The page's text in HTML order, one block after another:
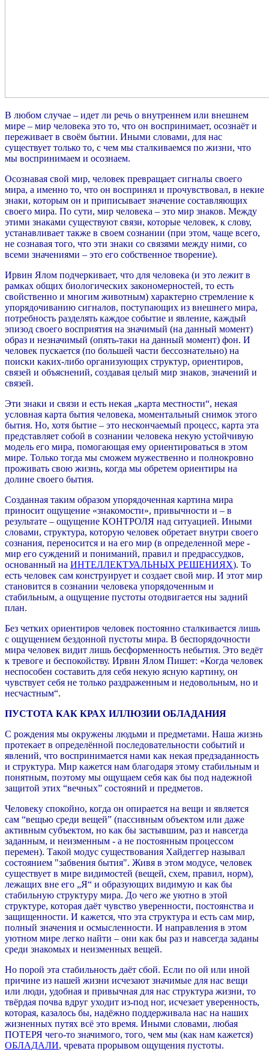
В любом случае – идет ли речь о внутреннем или внешнем
мире – мир человека это то, что он воспринимает, осознаёт и
переживает в своём бытии. Иными словами, для нас
существует только то, с чем мы сталкиваемся по жизни, что
мы воспринимаем и осознаем.
Осознавая свой мир, человек превращает сигналы своего
мира, а именно то, что он воспринял и прочувствовал, в некие
знаки, которым он и приписывает значение составляющих
своего мира. По сути, мир человека – это мир знаков. Между
этими знаками существуют связи, которые человек, к слову,
устанавливает также в своем сознании (при этом, чаще всего,
не сознавая того, что эти знаки со связями между ними, со
всеми значениями – это его собственное творение).
Ирвин Ялом подчеркивает, что для человека (и это лежит в
рамках общих биологических закономерностей, то есть
свойственно и многим животным) характерно стремление к
упорядочиванию сигналов, поступающих из внешнего мира,
потребность разделять каждое событие и явление, каждый
эпизод своего восприятия на значимый (на данный момент)
образ и незначимый (опять-таки на данный момент) фон. И
человек пускается (по большей части бессознательно) на
поиски каких-либо организующих структур, ориентиров,
связей и объяснений, создавая целый мир знаков, значений и
связей.
Эти знаки и связи и есть некая „карта местности“, некая
условная карта бытия человека, моментальный снимок этого
бытия. Но, хотя бытие – это нескончаемый процесс, карта эта
представляет собой в сознании человека некую устойчивую
модель его мира, помогающая ему ориентироваться в этом
мире. Только тогда мы сможем мужественно и полнокровно
проживать свою жизнь, когда мы обретем ориентиры на
долине своего бытия.
Созданная таким образом упорядоченная картина мира
приносит ощущение «знакомости», привычности и – в
результате – ощущение КОНТРОЛЯ над ситуацией. Иными
словами, структура, которую человек обретает внутри своего
сознания, переносится и на его мир (в определенной мере -
мир его суждений и пониманий, правил и предрассудков,
основанный на ИНТЕЛЛЕКТУАЛЬНЫХ РЕШЕНИЯХ). То
есть человек сам конструирует и создает свой мир. И этот мир
становится в сознании человека упорядоченным и
стабильным, а ощущение пустоты отодвигается ны задний
план.
Без четких ориентиров человек постоянно сталкивается лишь
с ощущением бездонной пустоты мира. В беспорядочности
мира человек видит лишь бесформенность небытия. Это ведёт
к тревоге и беспокойству. Ирвин Ялом Пишет: «Когда человек
неспособен составить для себя некую ясную картину, он
чувствует себя не только раздраженным и недовольным, но и
несчастным“.
ПУСТОТА КАК КРАХ ИЛЛЮЗИИ ОБЛАДАНИЯ
С рождения мы окружены людьми и предметами. Наша жизнь
протекает в определённой последовательности событий и
явлений, что воспринимается нами как некая предзаданность
и структура. Мир кажется нам благодаря этому стабильным и
понятным, поэтому мы ощущаем себя как бы под надежной
защитой этих “вечных” состояний и предметов.
Человеку спокойно, когда он опирается на вещи и является
сам “вещью среди вещей” (пассивным объектом или даже
активным субъектом, но как бы застывшим, раз и навсегда
заданным, и неизменным - а не постоянным процессом
перемен). Такой модус существования Хайдеггер называл
состоянием "забвения бытия". Живя в этом модусе, человек
существует в мире видимостей (вещей, схем, правил, норм),
лежащих вне его „Я“ и образующих видимую и как бы
стабильную структуру мира. До чего же уютно в этой
структуре, которая даёт чувство уверенности, постоянства и
защищенности. И кажется, что эта структура и есть сам мир,
полный значения и осмысленности. И направления в этом
уютном мире легко найти – они как бы раз и навсегда заданы
среди знакомых и неизменных вещей.
Но порой эта стабильность даёт сбой. Если по ой или иной
причине из нашей жизни исчезают значимые для нас вещи
или люди, удобная и привычная для нас структура жизни, то
твёрдая почва вдруг уходит из-под ног, исчезает уверенность,
которая, казалось бы, надёжно поддерживала нас на наших
жизненных путях всё это время. Иными словами, любая
ПОТЕРЯ чего-то значимого, того, чем мы (как нам кажется)
ОБЛАДАЛИ, чревата прорывом ощущения пустоты.